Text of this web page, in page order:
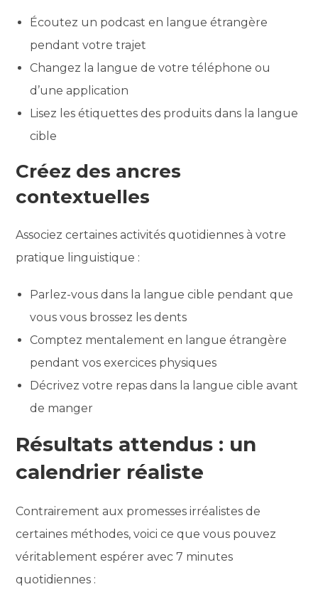
Écoutez un podcast en langue étrangère
pendant votre trajet
Changez la langue de votre téléphone ou
d’une application
Lisez les étiquettes des produits dans la langue
cible
Créez des ancres
contextuelles
Associez certaines activités quotidiennes à votre
pratique linguistique :
Parlez-vous dans la langue cible pendant que
vous vous brossez les dents
Comptez mentalement en langue étrangère
pendant vos exercices physiques
Décrivez votre repas dans la langue cible avant
de manger
Résultats attendus : un
calendrier réaliste
Contrairement aux promesses irréalistes de
certaines méthodes, voici ce que vous pouvez
véritablement espérer avec 7 minutes
quotidiennes :